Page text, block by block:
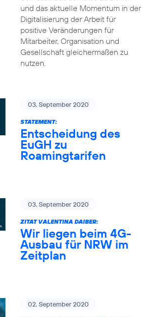
und das aktuelle Momentum in der
Digitalisierung der Arbeit für
positive Veränderungen für
Mitarbeiter, Organisation und
Gesellschaft gleichermaßen zu
nutzen.
03. September 2020
STATEMENT:
Entscheidung des
EuGH zu
Roamingtarifen
03. September 2020
ZITAT VALENTINA DAIBER:
Wir liegen beim 4G-
Ausbau für NRW im
Zeitplan
02. September 2020